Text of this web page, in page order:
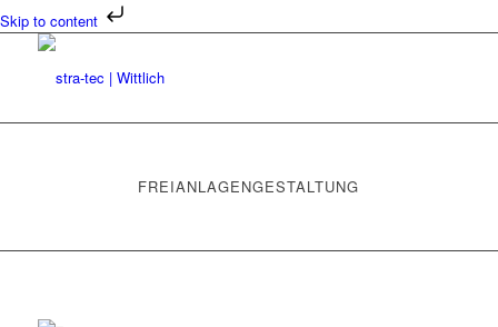
Skip to content
FREIANLAGENGESTALTUNG